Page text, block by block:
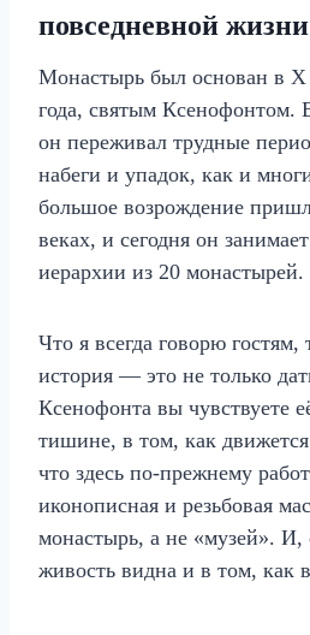
повседневной жизни
Монастырь был основан в X
года, святым Ксенофонтом.
он переживал трудные
набеги и упадок, как и
большое возрождение
веках, и сегодня он
иерархии из 20 монастырей.
Что я всегда говорю гостям,
история — это не только
Ксенофонта вы чувствуете
тишине, в том, как
что здесь по-прежнему
иконописная и резьбовая
монастырь, а не «музей». И,
живость видна и в том, как